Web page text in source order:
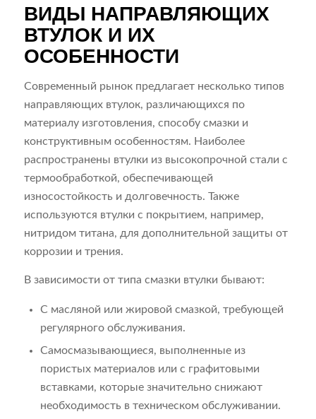
ВИДЫ НАПРАВЛЯЮЩИХ
ВТУЛОК И ИХ
ОСОБЕННОСТИ
Современный рынок предлагает несколько типов
направляющих втулок, различающихся по
материалу изготовления, способу смазки и
конструктивным особенностям. Наиболее
распространены втулки из высокопрочной стали с
термообработкой, обеспечивающей
износостойкость и долговечность. Также
используются втулки с покрытием, например,
нитридом титана, для дополнительной защиты от
коррозии и трения.
В зависимости от типа смазки втулки бывают:
С масляной или жировой смазкой, требующей
регулярного обслуживания.
Самосмазывающиеся, выполненные из
пористых материалов или с графитовыми
вставками, которые значительно снижают
необходимость в техническом обслуживании.